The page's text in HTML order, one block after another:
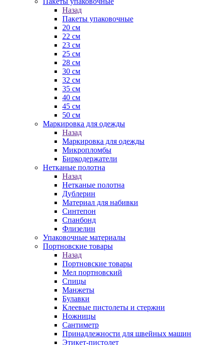
Назад
Пакеты упаковочные
20 см
22 см
23 см
25 см
28 см
30 см
32 см
35 см
40 см
45 см
50 см
Маркировка для одежды
Назад
Маркировка для одежды
Микропломбы
Биркодержатели
Нетканые полотна
Назад
Нетканые полотна
Дублерин
Материал для набивки
Синтепон
Спанбонд
Флизелин
Упаковочные материалы
Портновские товары
Назад
Портновские товары
Мел портновский
Спицы
Манжеты
Булавки
Клеевые пистолеты и стержни
Ножницы
Сантиметр
Принадлежности для швейных машин
Этикет-пистолет